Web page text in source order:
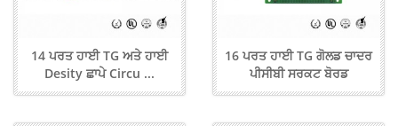
14 ਪਰਤ ਹਾਈ TG ਅਤੇ ਹਾਈ
Desity ਛਾਪੇ Circu ...
16 ਪਰਤ ਹਾਈ TG ਗੋਲਡ ਚਾਦਰ
ਪੀਸੀਬੀ ਸਰਕਟ ਬੋਰਡ